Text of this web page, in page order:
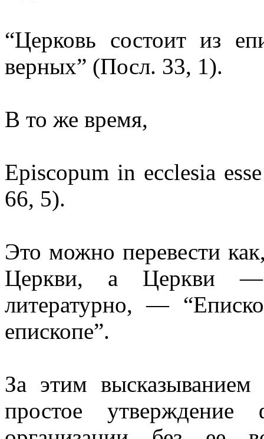
“Церковь состоит из
верных” (Посл. 33, 1).
В то же время,
Episcopum in ecclesia
66, 5).
Это можно перевести
Церкви, а Церкви —
литературно, —
епископе”.
За этим
простое утверждение